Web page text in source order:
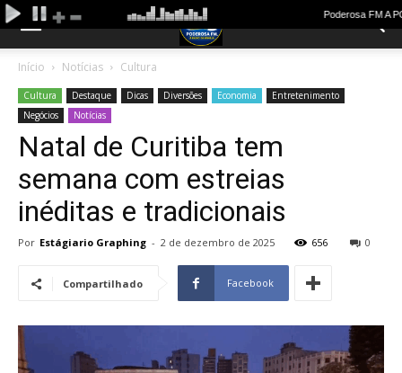
Início Notícias Cultura
Cultura Destaque Dicas Diversões Economia
Entretenimento
Negócios
Notícias
Natal de Curitiba tem
semana com estreias
inéditas e tradicionais
Por Estágiario Graphing - 2 de dezembro de 2025 656 0
Compartilhado Facebook